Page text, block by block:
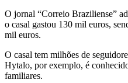
O jornal “Correio Braziliense”
o casal gastou 130 mil euros,
mil euros.
O casal tem milhões de
Hytalo, por exemplo, é
familiares.